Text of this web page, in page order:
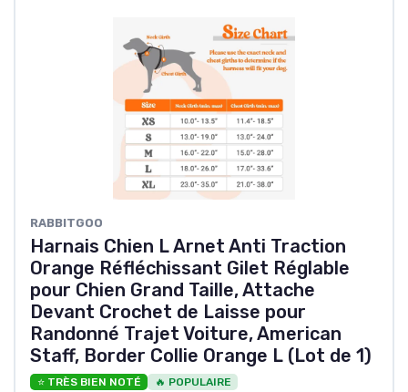
RABBITGOO
Harnais Chien L Arnet Anti Traction
Orange Réfléchissant Gilet Réglable
pour Chien Grand Taille, Attache
Devant Crochet de Laisse pour
Randonné Trajet Voiture, American
Staff, Border Collie Orange L (Lot de 1)
⭐ TRÈS BIEN NOTÉ 🔥 POPULAIRE